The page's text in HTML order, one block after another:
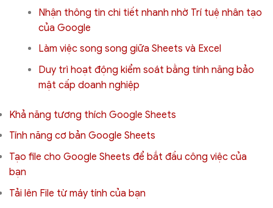
Nhận thông tin chi tiết nhanh nhờ Trí tuệ nhân tạo
của Google
Làm việc song song giữa Sheets và Excel
Duy trì hoạt động kiểm soát bằng tính năng bảo
mật cấp doanh nghiệp
Khả năng tương thích Google Sheets
Tính năng cơ bản Google Sheets
Tạo file cho Google Sheets để bắt đầu công việc của
bạn
Tải lên File từ máy tính của bạn